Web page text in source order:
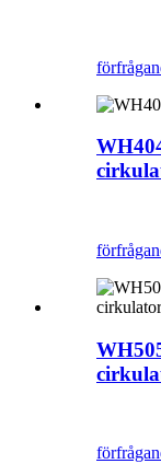
förfrågan
förfrågan
förfrågan